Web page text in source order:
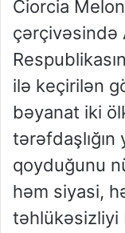
Ciorcia
çərçivəsində
ilə keçirilən
bəyanat iki
qoyduğunu
həm siyasi,
təhlükəsizliyi